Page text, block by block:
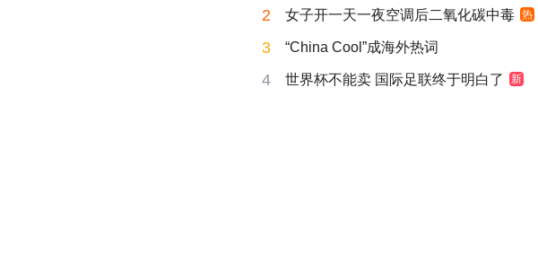
2 女子开一天一夜空调后二氧化碳中毒 热
3 “China Cool”成海外热词
4 世界杯不能卖 国际足联终于明白了 新